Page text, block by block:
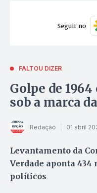
Seguir no
FALTOU DIZER
Golpe de
sob a marca
Redação 01 abril
Levantamento da
Verdade aponta 434
políticos